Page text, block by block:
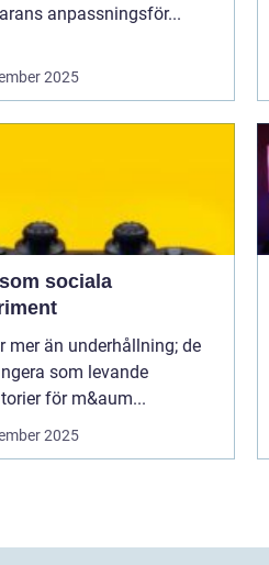
anpassningsför...
2025
sociala
mer än underhållning; de
som levande
för m&aum...
2025